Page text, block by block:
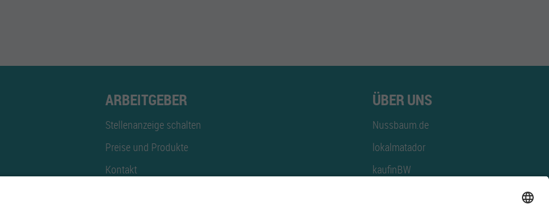
ARBEITGEBER
Stellenanzeige schalten
Preise und Produkte
Kontakt
ÜBER UNS
Nussbaum.de
lokalmatador
kaufinBW